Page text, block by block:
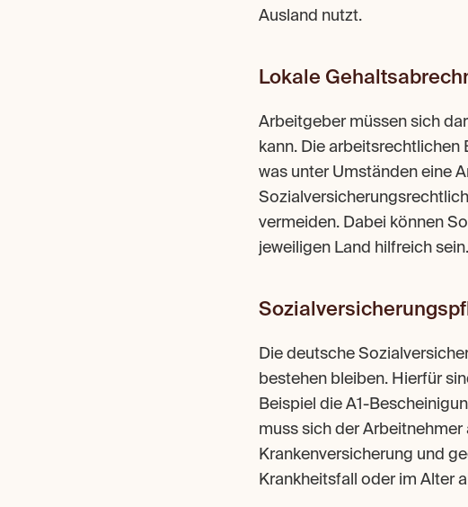
Ausland nutzt.
Lokale
Arbeitgeber müssen sich
kann. Die
was unter Umständen eine
vermeiden. Dabei können
jeweiligen Land hilfreich sein.
Die deutsche
bestehen bleiben. Hierfür
Beispiel die A1-
muss sich der
Krankenversicherung und
Krankheitsfall oder im Alter